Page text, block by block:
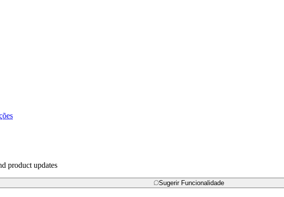
product updates
Sugerir Funcionalidade